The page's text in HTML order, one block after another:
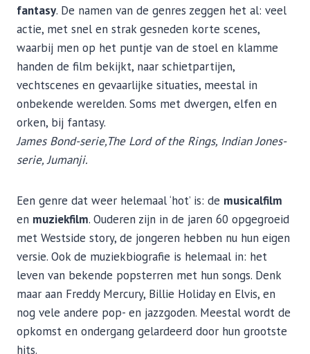
fantasy. De namen van de genres zeggen het al: veel
actie, met snel en strak gesneden korte scenes,
waarbij men op het puntje van de stoel en klamme
handen de film bekijkt, naar schietpartijen,
vechtscenes en gevaarlijke situaties, meestal in
onbekende werelden. Soms met dwergen, elfen en
orken, bij fantasy.
James Bond-serie,The Lord of the Rings, Indian Jones-
serie, Jumanji.
Een genre dat weer helemaal ‘hot’ is: de musicalfilm
en muziekfilm. Ouderen zijn in de jaren 60 opgegroeid
met Westside story, de jongeren hebben nu hun eigen
versie. Ook de muziekbiografie is helemaal in: het
leven van bekende popsterren met hun songs. Denk
maar aan Freddy Mercury, Billie Holiday en Elvis, en
nog vele andere pop- en jazzgoden. Meestal wordt de
opkomst en ondergang gelardeerd door hun grootste
hits.